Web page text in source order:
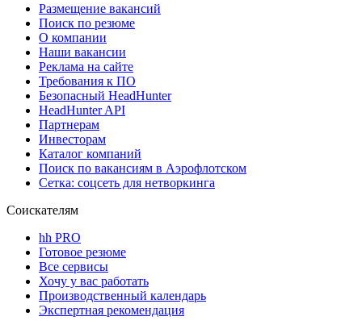
Размещение вакансий
Поиск по резюме
О компании
Наши вакансии
Реклама на сайте
Требования к ПО
Безопасный HeadHunter
HeadHunter API
Партнерам
Инвесторам
Каталог компаний
Поиск по вакансиям в Аэрофлотском
Сетка: соцсеть для нетворкинга
Соискателям
hh PRO
Готовое резюме
Все сервисы
Хочу у вас работать
Производственный календарь
Экспертная рекомендация